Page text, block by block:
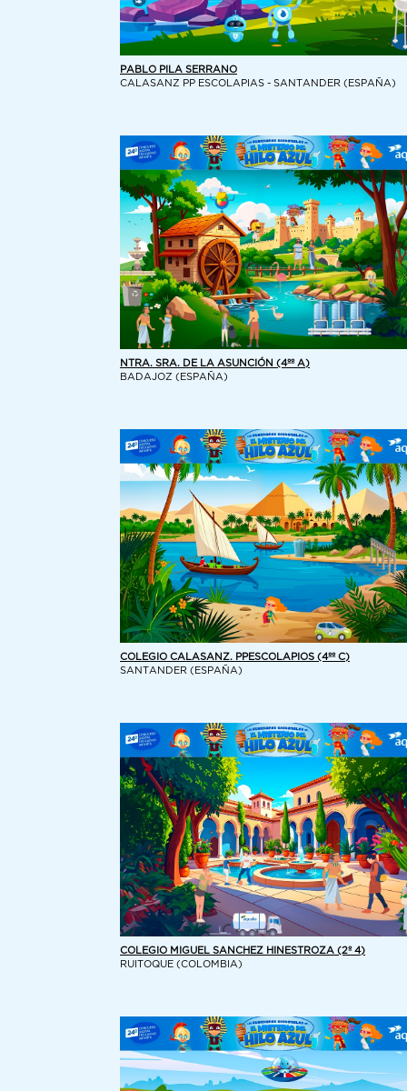
PABLO PILA SERRANO
CALASANZ PP ESCOLAPIAS - SANTANDER (ESPAÑA)
NTRA. SRA. DE LA ASUNCIÓN (4ºº A)
BADAJOZ (ESPAÑA)
COLEGIO CALASANZ. PPESCOLAPIOS (4ºº C)
SANTANDER (ESPAÑA)
COLEGIO MIGUEL SANCHEZ HINESTROZA (2º 4)
RUITOQUE (COLOMBIA)